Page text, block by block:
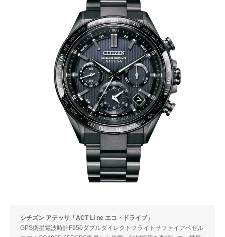
シチズン アテッサ「ACT Li ne エコ・ドライブ」
GPS衛星電波時計F950ダブルダイレクトフライトサファイアベゼル